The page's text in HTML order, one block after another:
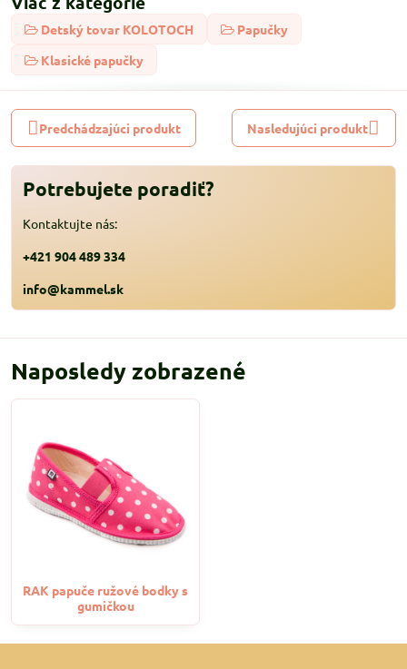
Detský tovar KOLOTOCH
Papučky
Klasické papučky
Predchádzajúci produkt Nasledujúci produkt
Potrebujete poradiť?
Kontaktujte nás:
+421 904 489 334
info@kammel.sk
Naposledy zobrazené
RAK papuče ružové bodky s
gumičkou